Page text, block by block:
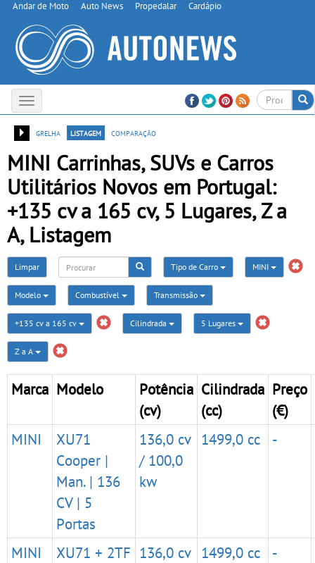
Andar de Moto Auto News Propedalar Cardápio
Toggle
navigation
grelha
listagem comparação
MINI Carrinhas, SUVs e Carros
Utilitários Novos em Portugal:
+135 cv a 165 cv, 5 Lugares, Z a
A, Listagem
Limpar Tipo de Carro MINI
Modelo Combustível Transmissão
+135 cv a 165 cv Cilindrada 5 Lugares
Z a A
Marca Modelo
Potência
(cv)
Cilindrada
(cc)
Preço
(€)
MINI
XU71
Cooper |
Man. | 136
CV | 5
Portas
136,0 cv
/ 100,0
kw
1499,0 cc -
MINI
XU71 + 2TF 136,0 cv 1499,0 cc -